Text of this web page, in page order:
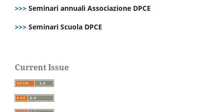
>>> Seminari annuali Associazione DPCE
>>> Seminari Scuola DPCE
Current Issue